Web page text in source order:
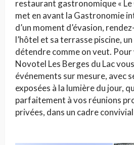
restaurant gastronomique « Le
met en avant la Gastronomie
d’un moment d’évasion,
l’hôtel et sa terrasse piscine,
détendre comme on veut. Pour
Novotel Les Berges du Lac
événements sur mesure, avec
exposées à la lumière du jour,
parfaitement à vos réunions
privées, dans un cadre